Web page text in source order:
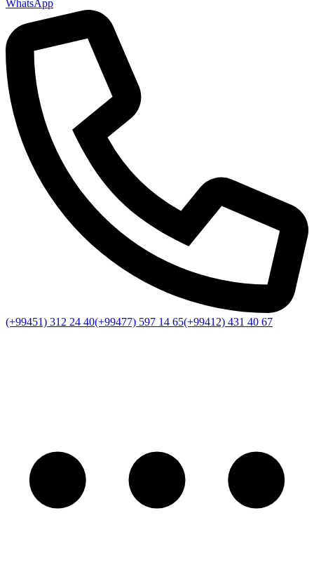
WhatsApp
(+99451) 312 24 40(+99477) 597 14 65(+99412) 431 40 67